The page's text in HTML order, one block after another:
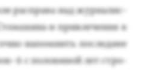
рас­пра­ва над жур­на­лис­
и прив­ле­чения к
на­пом­нить пос­леднее
6 с по­лови­ной лет стро­